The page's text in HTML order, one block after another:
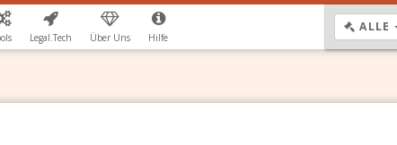
Legal.Tech Über Uns Hilfe
ALLE